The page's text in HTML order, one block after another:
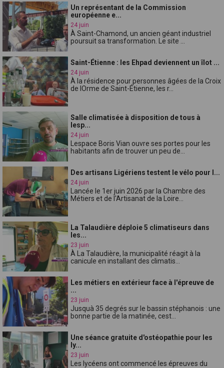
Un représentant de la Commission
européenne e...
24 juin
À Saint-Chamond, un ancien géant industriel
poursuit sa transformation. Le site ...
Saint-Étienne : les Ehpad deviennent un îlot ...
24 juin
À la résidence pour personnes âgées de la Croix
de lOrme de Saint-Étienne, les r...
Salle climatisée à disposition de tous à
lesp...
24 juin
Lespace Boris Vian ouvre ses portes pour les
habitants afin de trouver un peu de...
Des artisans Ligériens testent le vélo pour l...
24 juin
Lancée le 1er juin 2026 par la Chambre des
Métiers et de l'Artisanat de la Loire...
La Talaudière déploie 5 climatiseurs dans
les...
23 juin
À La Talaudière, la municipalité réagit à la
canicule en installant des climatis...
Les métiers en extérieur face à l'épreuve de
...
23 juin
Jusquà 35 degrés sur le bassin stéphanois : une
bonne partie de la matinée, cest...
Une séance gratuite d'ostéopathie pour les
ly...
23 juin
Les lycéens ont commencé les épreuves du